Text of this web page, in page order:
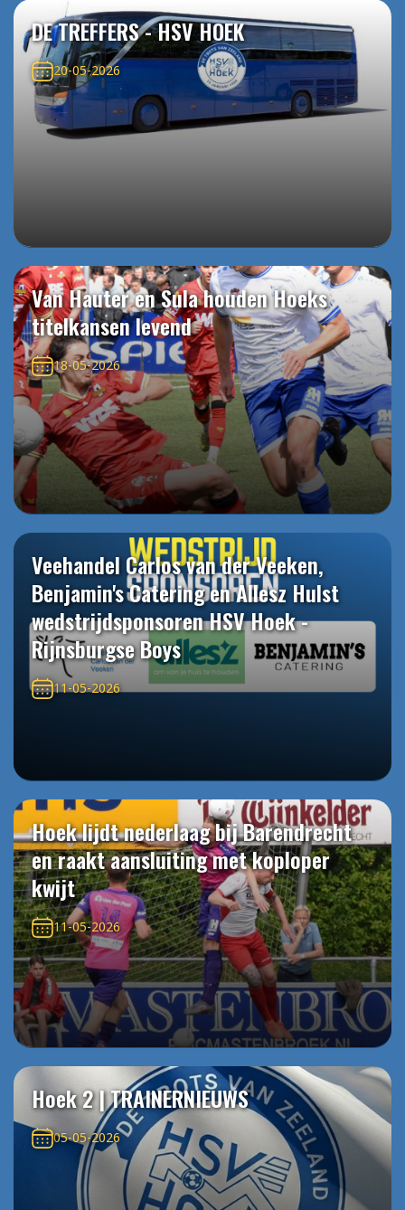
DE TREFFERS - HSV HOEK
20-05-2026
Van Hauter en Sula houden Hoeks
titelkansen levend
18-05-2026
Veehandel Carlos van der Veeken,
Benjamin's Catering en Allesz Hulst
wedstrijdsponsoren HSV Hoek -
Rijnsburgse Boys
11-05-2026
Hoek lijdt nederlaag bij Barendrecht
en raakt aansluiting met koploper
kwijt
11-05-2026
Hoek 2 | TRAINERNIEUWS
05-05-2026